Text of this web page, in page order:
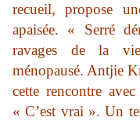
recueil, propose
apaisée. « Serré
ravages de la
ménopausé. Antjie
cette rencontre
« C’est vrai ». Un